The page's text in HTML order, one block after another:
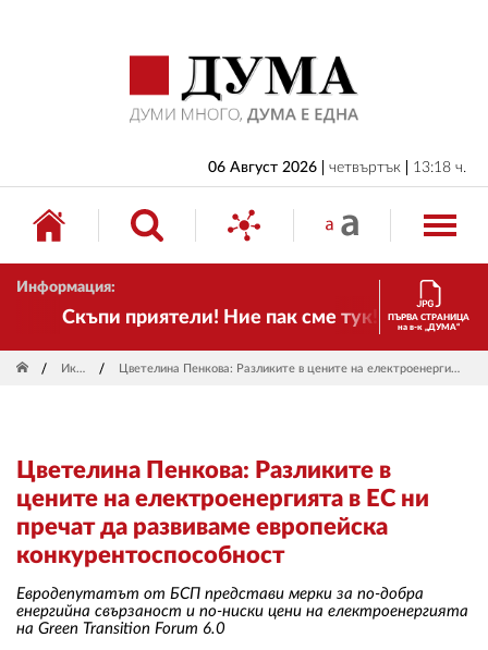
06 Август 2026 четвъртък 13:18 ч.
Информация:
Скъпи приятели! Ние пак сме тук! Времето се
ПЪРВА СТРАНИЦА
на в-к „ДУМА“
Икономика Цветелина Пенкова: Разликите в цените на електроенергията в ЕС ни пречат да развиваме европейска конкурентоспособност
Цветелина Пенкова: Разликите в
цените на електроенергията в ЕС ни
пречат да развиваме европейска
конкурентоспособност
Евродепутатът от БСП представи мерки за по-добра
енергийна свързаност и по-ниски цени на електроенергията
на Green Transition Forum 6.0
БЪЛГАРИЯ
ИКОНОМИКА
ИЗБОРИ
СВЯТ
ДРУГИ
ЗА НАС
АВТОРИ
РЕДАКЦИЯ